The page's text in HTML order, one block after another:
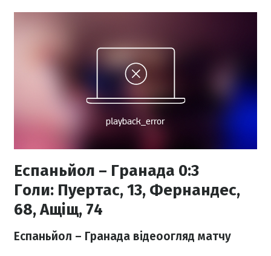
Еспаньйол – Гранада 0:3
Голи: Пуертас, 13, Фернандес,
68, Ащіщ, 74
Еспаньйол – Гранада відеоогляд матчу